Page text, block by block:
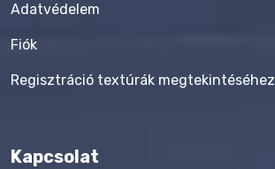
Adatvédelem
Fiók
Regisztráció textúrák megtekintéséhez
Kapcsolat